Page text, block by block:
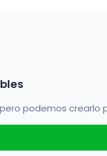
podemos crearlo